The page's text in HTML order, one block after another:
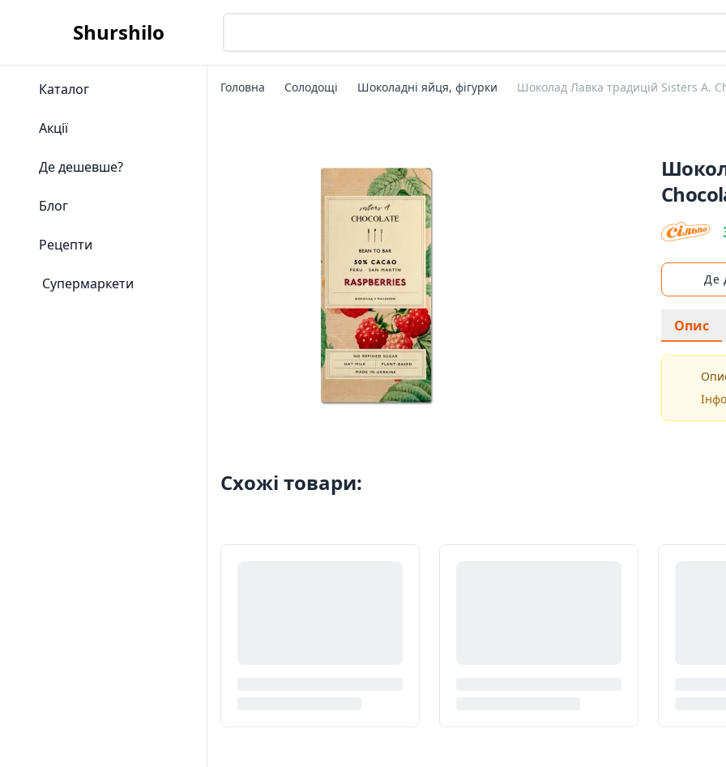
Shurshilo
Каталог
Акції
Де дешевше?
Блог
Рецепти
Супермаркети
Головна Солодощі Шоколадні яйця, фігурки Шоколад Лавка традицій Sisters A.
Де
Опис
Схожі товари: